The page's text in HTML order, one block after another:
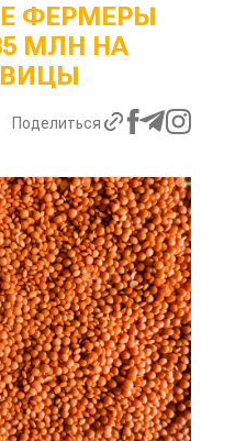
ФЕРМЕРЫ
МЛН НА
Поделиться